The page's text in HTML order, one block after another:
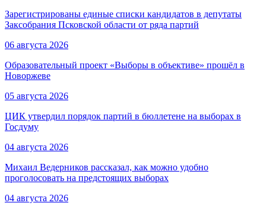
Зарегистрированы единые списки кандидатов в депутаты
Заксобрания Псковской области от ряда партий
06 августа 2026
Образовательный проект «Выборы в объективе» прошёл в
Новоржеве
05 августа 2026
ЦИК утвердил порядок партий в бюллетене на выборах в
Госдуму
04 августа 2026
Михаил Ведерников рассказал, как можно удобно
проголосовать на предстоящих выборах
04 августа 2026